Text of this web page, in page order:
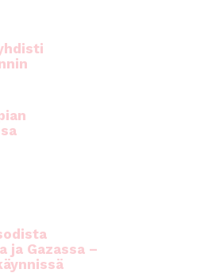
ja Gazassa –